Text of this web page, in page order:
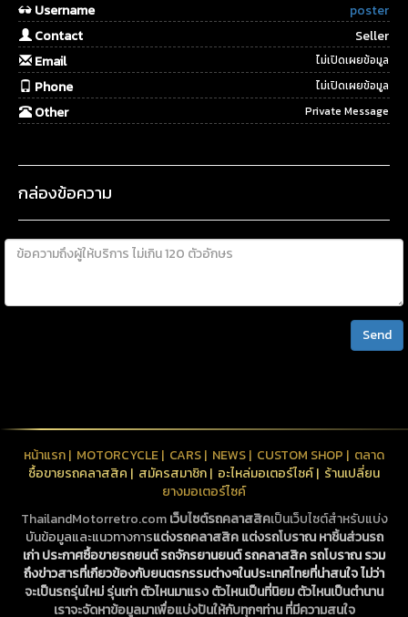
poster
Username
Seller
Contact
ไม่เปิดเผยข้อมูล
Email
ไม่เปิดเผยข้อมูล
Phone
Private Message
Other
กล่องข้อความ
Send
หน้าแรก| MOTORCYCLE| CARS| NEWS| CUSTOM SHOP | ตลาด
ซื้อขายรถคลาสสิค | สมัครสมาชิก| อะไหล่มอเตอร์ไซค์| ร้านเปลี่ยน
ยางมอเตอร์ไซค์
ThailandMotorretro.comเว็บไซต์รถคลาสสิคเป็นเว็บไซต์สำหรับแบ่ง
บันข้อมูลและแนวทางการแต่งรถคลาสสิค แต่งรถโบราณ หาชิ้นส่วนรถ
เก่าประกาศซื้อขายรถยนต์ รถจักรยานยนต์รถคลาสสิครถโบราณรวม
ถึงข่าวสารที่เกียวข้องกับยนตรกรรมต่างๆในประเทศไทยที่น่าสนใจ ไม่ว่า
จะเป็นรถรุ่นใหม่ รุ่นเก่า ตัวไหนมาแรง ตัวไหนเป็นที่นิยม ตัวไหนเป็นตำนาน
เราจะจัดหาข้อมูลมาเพื่อแบ่งปันให้กับทุกๆท่าน ที่มีความสนใจ